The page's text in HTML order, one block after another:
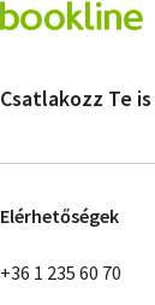
Csatlakozz Te
Elérhetőségek
+36 1 235 60 70